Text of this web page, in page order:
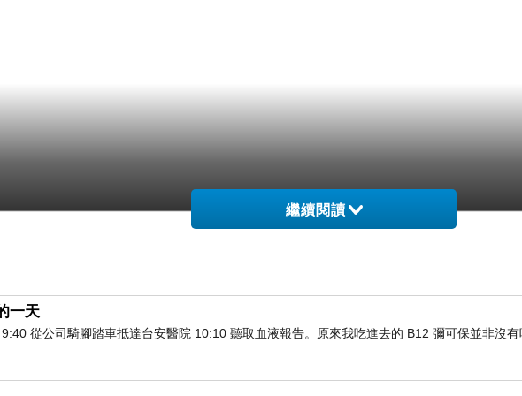
繼續閱讀
一天
從公司騎腳踏車抵達台安醫院 10:10 聽取血液報告。原來我吃進去的 B12 彌可保並非沒有